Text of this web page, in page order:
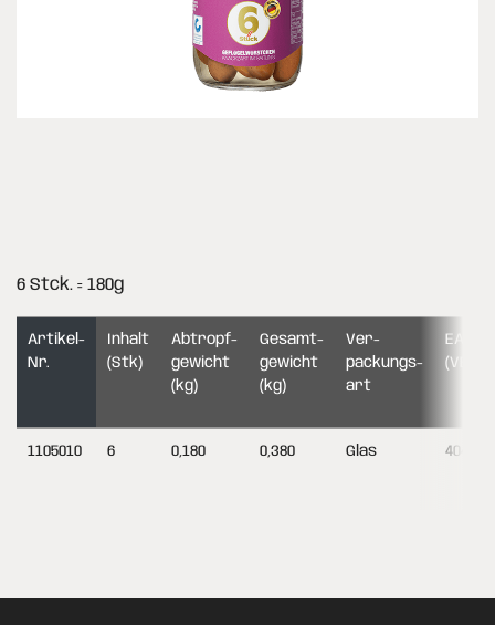
6 Stck. = 180g
Artikel-
Nr.
Inhalt
(Stk)
Abtropf­
gewicht
(kg)
Gesamt­
gewicht
(kg)
Ver­
packungs­
art
EAN-
(VE)
1105010 6 0,180 0,380 Glas